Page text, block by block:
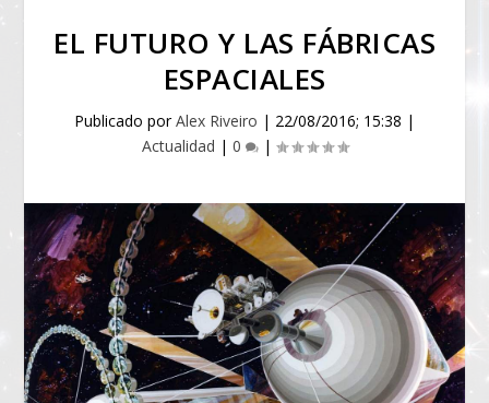
EL FUTURO Y LAS FÁBRICAS
ESPACIALES
Publicado porAlex Riveiro | 22/08/2016; 15:38 |
Actualidad | 0 |